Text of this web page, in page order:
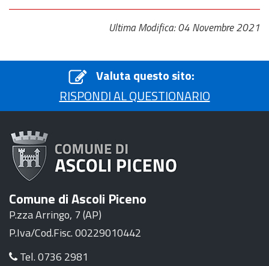
Ultima Modifica: 04 Novembre 2021
Valuta questo sito:
RISPONDI AL QUESTIONARIO
Comune di Ascoli Piceno
P.zza Arringo, 7 (AP)
P.Iva/Cod.Fisc. 00229010442
Tel. 0736 2981